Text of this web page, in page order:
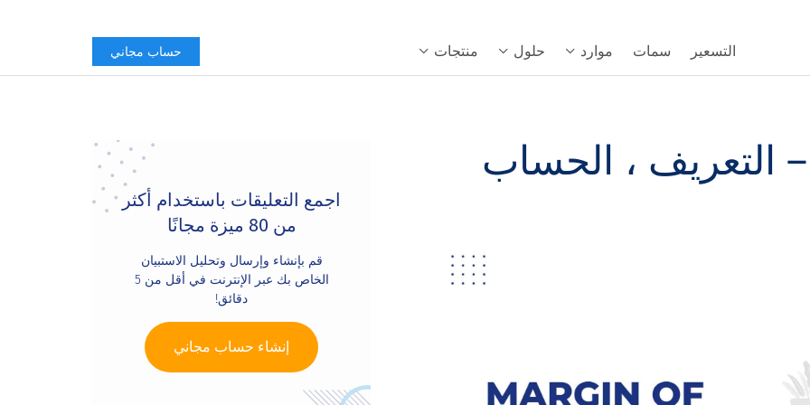
منتجات حلول موارد سمات التسعير حساب مجاني
التعريف ، الحساب
Sidebar
اجمع التعليقات باستخدام أكثر
من 80 ميزة مجانًا
قم بإنشاء وإرسال وتحليل الاستبيان
الخاص بك عبر الإنترنت في أقل من 5
دقائق!
إنشاء حساب مجاني